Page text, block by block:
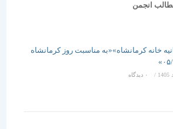
کرمانشاه»«به مناسبت روز کرمانشاه
۰ دیدگاه